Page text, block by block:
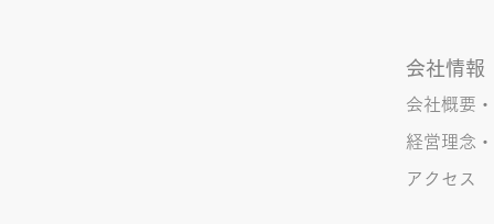
会社情報
会社概要
経営理念
アクセス